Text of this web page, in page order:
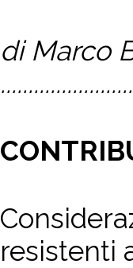
di Marco
resistenti